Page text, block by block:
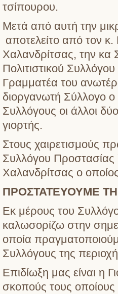
τσίπουρου.
Μετά από αυτή την
αποτελείτο από τον
Χαλανδρίτσας, την κα
Πολιτιστικού
Γραμματέα του
διοργανωτή Σύλλογο ο
Συλλόγους οι άλλοι
γιορτής.
Στους χαιρετισμούς
Συλλόγου Προστασίας
Χαλανδρίτσας ο
ΠΡΟΣΤΑΤΕΥΟΥΜΕ
Εκ μέρους του
καλωσορίζω στην
οποία
Συλλόγους της
Επιδίωξη μας είναι η
σκοπούς τους